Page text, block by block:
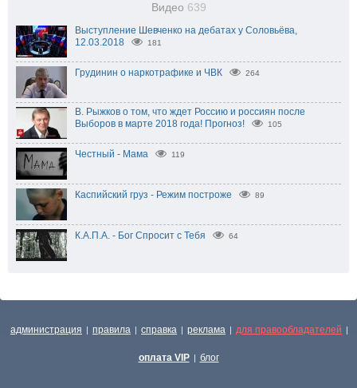
Видео 639
Выступление Шевченко на дебатах у Соловьёва,
12.03.2018
181
Грудинин о наркотрафике и ЧВК 264
В. Рыжков о том, что ждет Россию и россиян после
Выборов в марте 2018 года! Прогноз!
105
Честный - Мама 119
Каспийский груз - Режим построже 89
К.А.П.А. - Бог Спросит с Тебя 64
администрация | правила | справка | реклама | для правообладателей |
оплата VIP | блог